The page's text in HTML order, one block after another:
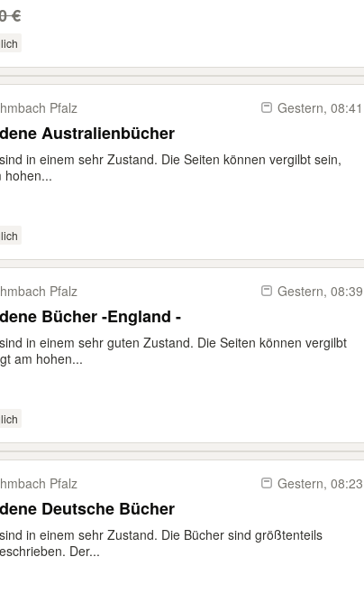
€
Pfalz Gestern, 08:41
Verschiedene Australienbücher
in einem sehr Zustand. Die Seiten können vergilbt sein,
hohen...
Pfalz Gestern, 08:39
Bücher -England -
in einem sehr guten Zustand. Die Seiten können vergilbt
am hohen...
Pfalz Gestern, 08:23
Verschiedene Deutsche Bücher
in einem sehr Zustand. Die Bücher sind größtenteils
Der...